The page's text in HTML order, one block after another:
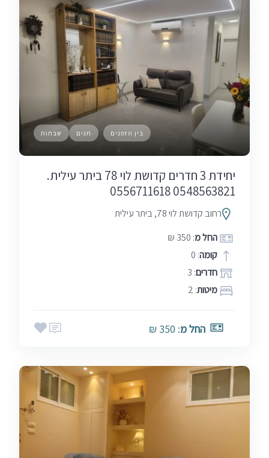
בין הזמנים חגים שבתות
יחידת 3 חדרים קדושת לוי 78 ביתר עילית.
0548563821 0556711618
רחוב קדושת לוי 78, ביתר עילית
החל מ: 350 ₪
קומה: 0
חדרים: 3
מיטות: 2
החל מ: 350 ₪